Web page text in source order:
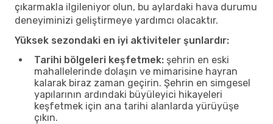
çıkarmakla ilgileniyor olun, bu aylardaki hava durumu
deneyiminizi geliştirmeye yardımcı olacaktır.
Yüksek sezondaki en iyi aktiviteler şunlardır:
Tarihi bölgeleri keşfetmek: şehrin en eski
mahallelerinde dolaşın ve mimarisine hayran
kalarak biraz zaman geçirin. Şehrin en simgesel
yapılarının ardındaki büyüleyici hikayeleri
keşfetmek için ana tarihi alanlarda yürüyüşe
çıkın.